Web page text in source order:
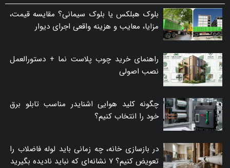
بلوک هبلکس یا بلوک سیمانی؟ مقایسه قیمت،
مزایا، معایب و هزینه واقعی اجرای دیوار
راهنمای خرید چوب پلاست نما + دستورالعمل
نصب اصولی
چگونه کلید هوایی اشنایدر مناسب تابلو برق
خود را انتخاب کنیم؟
در بازسازی خانه، چه زمانی باید لوله فاضلاب را
تعویض کنیم؟ ۷ نشانه‌ای که نباید نادیده بگیرید